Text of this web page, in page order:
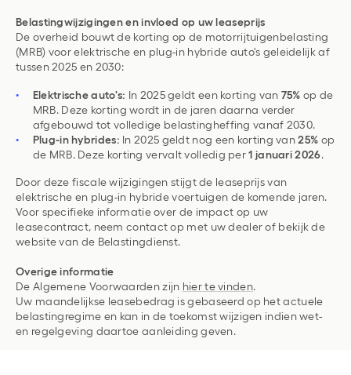
Belastingwijzigingen en invloed op uw leaseprijs
De overheid bouwt de korting op de motorrijtuigenbelasting
(MRB) voor elektrische en plug-in hybride auto's geleidelijk af
tussen 2025 en 2030:
Elektrische auto's: In 2025 geldt een korting van 75% op de
MRB. Deze korting wordt in de jaren daarna verder
afgebouwd tot volledige belastingheffing vanaf 2030.
Plug-in hybrides: In 2025 geldt nog een korting van25% op
de MRB. Deze korting vervalt volledig per1 januari 2026.
Door deze fiscale wijzigingen stijgt de leaseprijs van
elektrische en plug-in hybride voertuigen de komende jaren.
Voor specifieke informatie over de impact op uw
leasecontract, neem contact op met uw dealer of bekijk de
website van de Belastingdienst.
Overige informatie
De Algemene Voorwaarden zijn hier te vinden.
Uw maandelijkse leasebedrag is gebaseerd op het actuele
belastingregime en kan in de toekomst wijzigen indien wet-
en regelgeving daartoe aanleiding geven.